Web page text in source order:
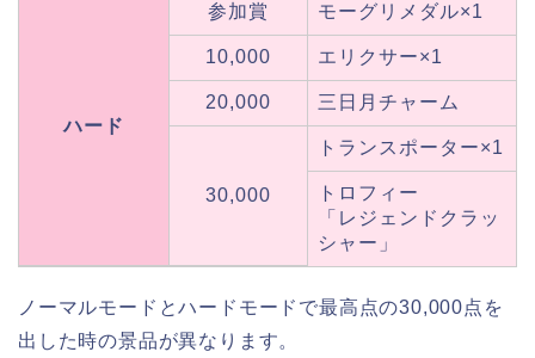
ハード
参加賞 モーグリメダル×1
10,000 エリクサー×1
20,000 三日月チャーム
30,000
トランスポーター×1
トロフィー
「レジェンドクラッ
シャー」
ノーマルモードとハードモードで最高点の30,000点を
出した時の景品が異なります。